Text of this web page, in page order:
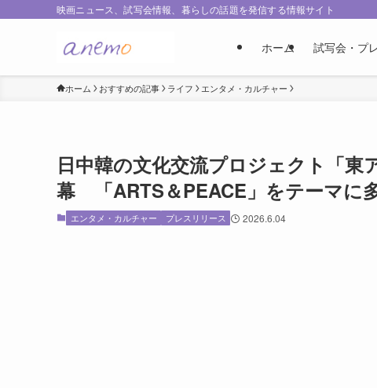
映画ニュース、試写会情報、暮らしの話題を発信する情報サイト
ホーム 試写会・プ
ホーム おすすめの記事 ライフ エンタメ・カルチャー
日中韓の文化交流プロジェクト「東
幕 「ARTS＆PEACE」をテーマに
エンタメ・カルチャー プレスリリース 2026.6.04